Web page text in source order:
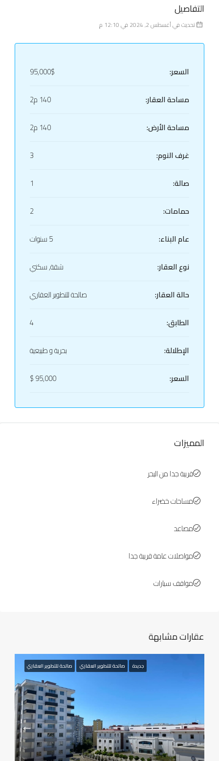
التفاصيل
تحديث في أغسطس 2, 2024 في 12:10 م
السعر:
95,000$
مساحة العقار:
140 م2
مساحة الأرض:
140 م2
غرف النوم:
3
صالة:
1
حمامات:
2
عام البناء:
5 سنوات
نوع العقار:
شقة, سكني
حالة العقار:
صالحة للتطوير العقاري
الطابق:
4
الإطلالة:
بحرية و طبيعية
السعر:
95,000 $
المميزات
قريبة جدا من البحر
مساحات خضراء
مصاعد
مواصلات عامة قريبة جدا
مواقف سيارات
عقارات مشابهة
جديدة صالحة للتطوير العقاري صالحة للتطوير العقاري